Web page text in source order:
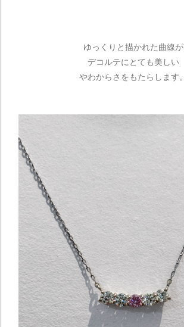
ゆっくりと描かれた曲線が
デコルテにとても美しい
やわからさをもたらします。